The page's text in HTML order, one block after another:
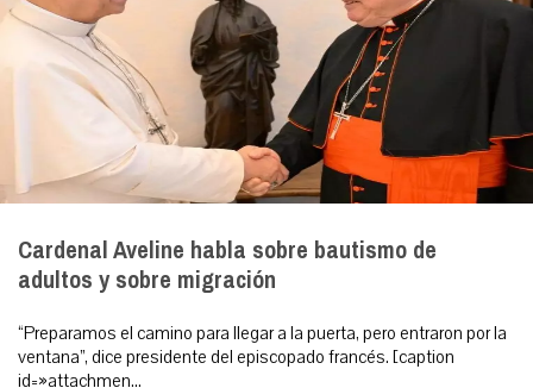
Cardenal Aveline habla sobre bautismo de
adultos y sobre migración
“Preparamos el camino para llegar a la puerta, pero entraron por la
ventana”, dice presidente del episcopado francés. [caption
id=»attachmen...